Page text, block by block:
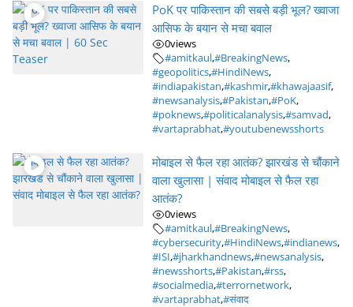
PoK पर पाकिस्तान की सबसे बड़ी भूल? ख्वाजा
आसिफ के बयान से मचा बवाल
0views
#amitkaul,#BreakingNews,
#geopolitics,#HindiNews,
#indiapakistan,#kashmir,#khawajaasif,
#newsanalysis,#Pakistan,#PoK,
#poknews,#politicalanalysis,#samvad,
#vartaprabhat,#youtubenewsshorts
मोबाइल से फैल रहा आतंक? झारखंड से चौंकाने
वाला खुलासा | संवाद मोबाइल से फैल रहा
आतंक?
0views
#amitkaul,#BreakingNews,
#cybersecurity,#HindiNews,#indianews,
#ISI,#jharkhandnews,#newsanalysis,
#newsshorts,#Pakistan,#rss,
#socialmedia,#terrornetwork,
#vartaprabhat,#संवाद